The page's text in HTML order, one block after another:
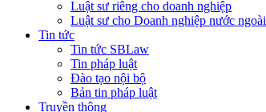
Luật sư riêng cho doanh nghiệp
Luật sư cho Doanh nghiệp nước ngoài
Tin tức
Tin tức SBLaw
Tin pháp luật
Đào tạo nội bộ
Bản tin pháp luật
Truyền thông